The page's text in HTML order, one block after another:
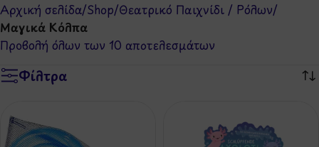
Αρχική σελίδα/Shop/Θεατρικό Παιχνίδι / Ρόλων/
Μαγικά Κόλπα
Προβολή όλων των 10 αποτελεσμάτων
Φίλτρα